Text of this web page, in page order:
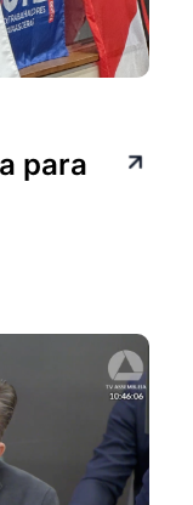
para